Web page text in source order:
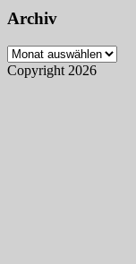
Archiv
Archiv
Copyright 2026